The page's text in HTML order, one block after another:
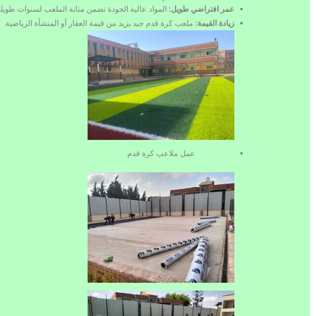
عمر افتراضي طويل: المواد عالية الجودة تضمن متانة الملعب لسنوات
زيادة القيمة: ملعب كرة قدم جيد يزيد من قيمة العقار أو المنشأة الرياضية.
عمل ملاعب كرة قدم